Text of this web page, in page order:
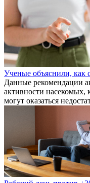
Ученые объяснили, как
Данные рекомендации
активности насекомых,
могут оказаться